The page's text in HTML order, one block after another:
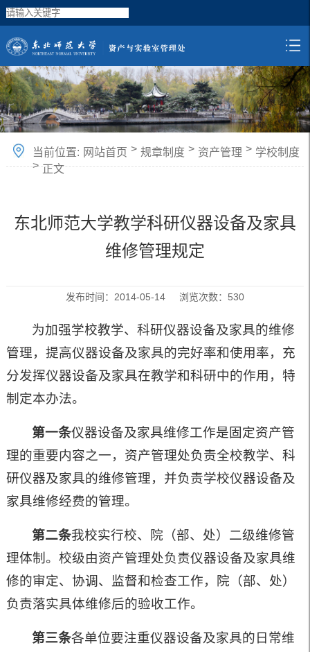
当前位置: 网站首页 > 规章制度 > 资产管理 > 学校制度
> 正文
东北师范大学教学科研仪器设备及家具
维修管理规定
发布时间：2014-05-14 浏览次数： 530
为加强学校教学、科研仪器设备及家具的维修
管理，提高仪器设备及家具的完好率和使用率，充
分发挥仪器设备及家具在教学和科研中的作用，特
制定本办法。
第一条仪器设备及家具维修工作是固定资产管
理的重要内容之一，资产管理处负责全校教学、科
研仪器及家具的维修管理，并负责学校仪器设备及
家具维修经费的管理。
第二条我校实行校、院（部、处）二级维修管
理体制。校级由资产管理处负责仪器设备及家具维
修的审定、协调、监督和检查工作，院（部、处）
负责落实具体维修后的验收工作。
第三条各单位要注重仪器设备及家具的日常维